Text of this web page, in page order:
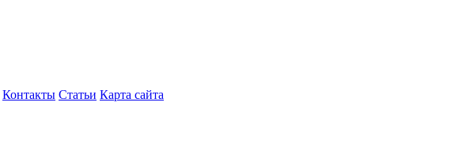
Контакты Статьи Карта сайта